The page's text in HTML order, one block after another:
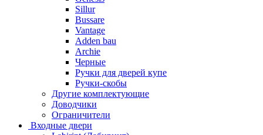
Sillur
Bussare
Vantage
Adden bau
Archie
Черные
Ручки для дверей купе
Ручки-скобы
Другие комплектующие
Доводчики
Ограничители
Входные двери